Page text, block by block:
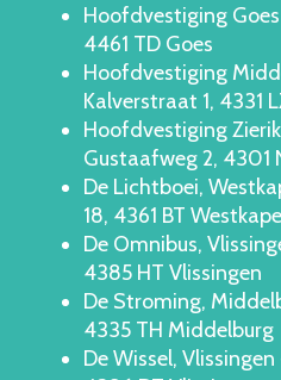
Hoofdvestiging
4461 TD Goes
Hoofdvestiging
Kalverstraat 1, 4331
Hoofdvestiging
Gustaafweg 2, 4301
De Lichtboei,
18, 4361 BT
De Omnibus,
4385 HT Vlissingen
De Stroming,
4335 TH Middelburg
De Wissel,